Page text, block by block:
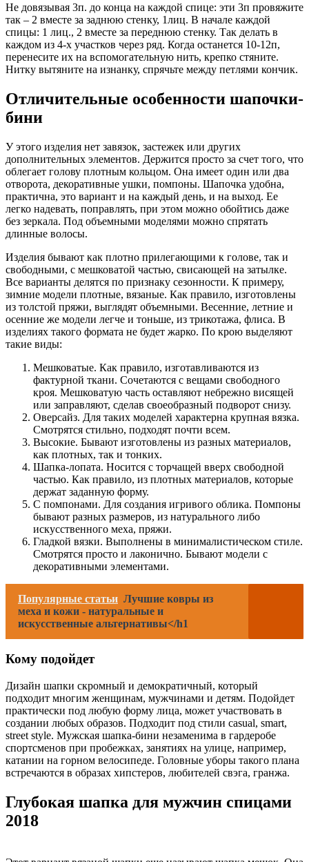
Не довязывая 3п. до конца на каждой спице: эти 3п провяжите
так – 2 вместе за заднюю стенку, 1лиц. В начале каждой
спицы: 1 лиц., 2 вместе за переднюю стенку. Так делать в
каждом из 4-х участков через ряд. Когда останется 10-12п,
перенесите их на вспомогательную нить, крепко стяните.
Нитку вытяните на изнанку, спрячьте между петлями кончик.
Отличительные особенности шапочки-
бини
У этого изделия нет завязок, застежек или других
дополнительных элементов. Держится просто за счет того, что
облегает голову плотным кольцом. Она имеет один или два
отворота, декоративные ушки, помпоны. Шапочка удобна,
практична, это вариант и на каждый день, и на выход. Ее
легко надевать, поправлять, при этом можно обойтись даже
без зеркала. Под объемными моделями можно спрятать
длинные волосы.
Изделия бывают как плотно прилегающими к голове, так и
свободными, с мешковатой частью, свисающей на затылке.
Все варианты делятся по признаку сезонности. К примеру,
зимние модели плотные, вязаные. Как правило, изготовлены
из толстой пряжи, выглядят объемными. Весенние, летние и
осенние же модели легче и тоньше, из трикотажа, флиса. В
изделиях такого формата не будет жарко. По крою выделяют
такие виды:
Мешковатые. Как правило, изготавливаются из
фактурной ткани. Сочетаются с вещами свободного
кроя. Мешковатую часть оставляют небрежно висящей
или заправляют, сделав своеобразный подворот снизу.
Оверсайз. Для таких моделей характерна крупная вязка.
Смотрятся стильно, подходят почти всем.
Высокие. Бывают изготовлены из разных материалов,
как плотных, так и тонких.
Шапка-лопата. Носится с торчащей вверх свободной
частью. Как правило, из плотных материалов, которые
держат заданную форму.
С помпонами. Для создания игривого облика. Помпоны
бывают разных размеров, из натурального либо
искусственного меха, пряжи.
Гладкой вязки. Выполнены в минималистическом стиле.
Смотрятся просто и лаконично. Бывают модели с
декоративными элементами.
Популярные статьи Лучшие ковры из
меха и кожи - натуральные и
искусственные альтернативы</h1
Кому подойдет
Дизайн шапки скромный и демократичный, который
подходит многим женщинам, мужчинами и детям. Подойдет
практически под любую форму лица, может участвовать в
создании любых образов. Подходит под стили casual, smart,
street style. Мужская шапка-бини незаменима в гардеробе
спортсменов при пробежках, занятиях на улице, например,
катании на горном велосипеде. Головные уборы такого плана
встречаются в образах хипстеров, любителей свэга, гранжа.
Глубокая шапка для мужчин спицами
2018